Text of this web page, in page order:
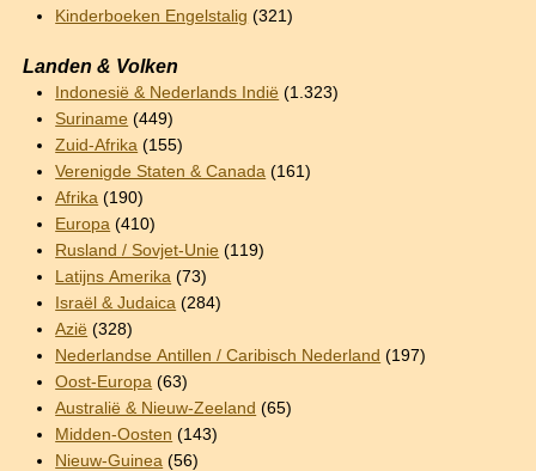
Kinderboeken Engelstalig (321)
Landen & Volken
Indonesië & Nederlands Indië (1.323)
Suriname (449)
Zuid-Afrika (155)
Verenigde Staten & Canada (161)
Afrika (190)
Europa (410)
Rusland / Sovjet-Unie (119)
Latijns Amerika (73)
Israël & Judaica (284)
Azië (328)
Nederlandse Antillen / Caribisch Nederland (197)
Oost-Europa (63)
Australië & Nieuw-Zeeland (65)
Midden-Oosten (143)
Nieuw-Guinea (56)